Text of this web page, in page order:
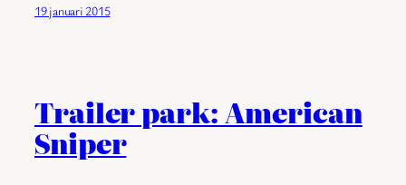
19 januari 2015
Trailer park: American
Sniper